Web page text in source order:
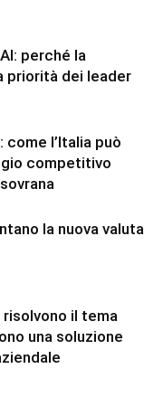
perché la
priorità dei leader
l’Italia può
competitivo
la nuova valuta
il tema
una soluzione